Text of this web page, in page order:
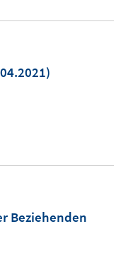
Beziehenden